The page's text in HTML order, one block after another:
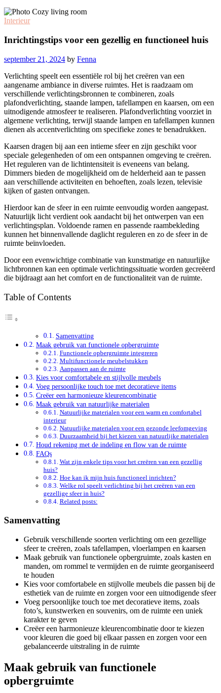
Interieur
Inrichtingstips voor een gezellig en functioneel huis
september 21, 2024 by Fenna
Verlichting speelt een essentiële rol bij het creëren van een
aangename ambiance in diverse ruimtes. Het is raadzaam om
verschillende verlichtingsbronnen te combineren, zoals
plafondverlichting, staande lampen, tafellampen en kaarsen, om een
uitnodigende atmosfeer te realiseren. Plafondverlichting voorziet in
algemene verlichting, terwijl staande lampen en tafellampen kunnen
dienen als accentverlichting om specifieke zones te benadrukken.
Kaarsen dragen bij aan een intieme sfeer en zijn geschikt voor
speciale gelegenheden of om een ontspannen omgeving te creëren.
Het reguleren van de lichtintensiteit is eveneens van belang.
Dimmers bieden de mogelijkheid om de helderheid aan te passen
aan verschillende activiteiten en behoeften, zoals lezen, televisie
kijken of gasten ontvangen.
Hierdoor kan de sfeer in een ruimte eenvoudig worden aangepast.
Natuurlijk licht verdient ook aandacht bij het ontwerpen van een
verlichtingsplan. Voldoende ramen en passende raambekleding
kunnen het binnenvallende daglicht reguleren en zo de sfeer in de
ruimte beïnvloeden.
Door een evenwichtige combinatie van kunstmatige en natuurlijke
lichtbronnen kan een optimale verlichtingssituatie worden gecreëerd
die bijdraagt aan het comfort en de functionaliteit van de ruimte.
Table of Contents
Samenvatting
Maak gebruik van functionele opbergruimte
Functionele opbergruimte integreren
Multifunctionele meubelstukken
Aanpassen aan de ruimte
Kies voor comfortabele en stijlvolle meubels
Voeg persoonlijke touch toe met decoratieve items
Creëer een harmonieuze kleurencombinatie
Maak gebruik van natuurlijke materialen
Natuurlijke materialen voor een warm en comfortabel
interieur
Natuurlijke materialen voor een gezonde leefomgeving
Duurzaamheid bij het kiezen van natuurlijke materialen
Houd rekening met de indeling en flow van de ruimte
FAQs
Wat zijn enkele tips voor het creëren van een gezellig
huis?
Hoe kan ik mijn huis functioneel inrichten?
Welke rol speelt verlichting bij het creëren van een
gezellige sfeer in huis?
Related posts:
Samenvatting
Gebruik verschillende soorten verlichting om een gezellige
sfeer te creëren, zoals tafellampen, vloerlampen en kaarsen
Maak gebruik van functionele opbergruimte, zoals kasten en
manden, om rommel te vermijden en de ruimte georganiseerd
te houden
Kies voor comfortabele en stijlvolle meubels die passen bij de
esthetiek van de ruimte en zorgen voor een uitnodigende sfeer
Voeg persoonlijke touch toe met decoratieve items, zoals
foto’s, kunstwerken en souvenirs, om de ruimte een uniek
karakter te geven
Creëer een harmonieuze kleurencombinatie door te kiezen
voor kleuren die goed bij elkaar passen en zorgen voor een
gebalanceerde uitstraling in de ruimte
Maak gebruik van functionele
opbergruimte